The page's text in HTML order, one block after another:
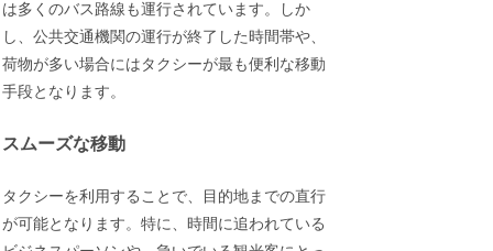
は多くのバス路線も運行されています。しか
し、公共交通機関の運行が終了した時間帯や、
荷物が多い場合にはタクシーが最も便利な移動
手段となります。
スムーズな移動
タクシーを利用することで、目的地までの直行
が可能となります。特に、時間に追われている